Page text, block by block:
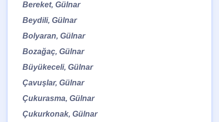
Bereket, Gülnar
Beydili, Gülnar
Bolyaran, Gülnar
Bozağaç, Gülnar
Büyükeceli, Gülnar
Çavuşlar, Gülnar
Çukurasma, Gülnar
Çukurkonak, Gülnar